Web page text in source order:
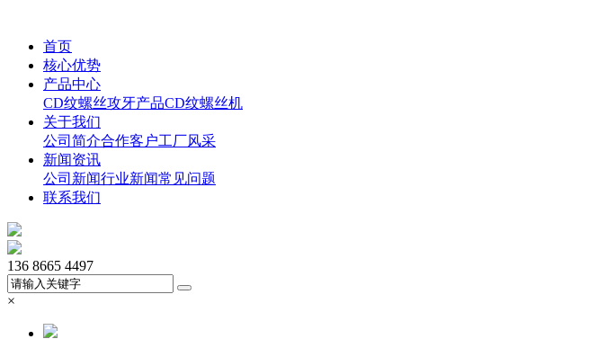
首页
核心优势
产品中心
CD纹螺丝攻牙产品CD纹螺丝机
关于我们
公司简介合作客户工厂风采
新闻资讯
公司新闻行业新闻常见问题
联系我们
136 8665 4497
×